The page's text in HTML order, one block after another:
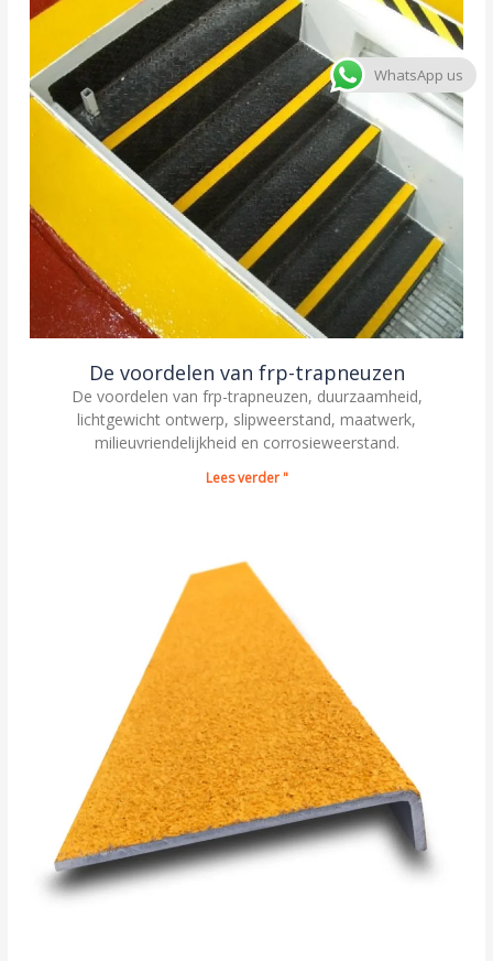
De voordelen van frp-trapneuzen
De voordelen van frp-trapneuzen, duurzaamheid,
lichtgewicht ontwerp, slipweerstand, maatwerk,
milieuvriendelijkheid en corrosieweerstand.
Lees verder "
WhatsApp us